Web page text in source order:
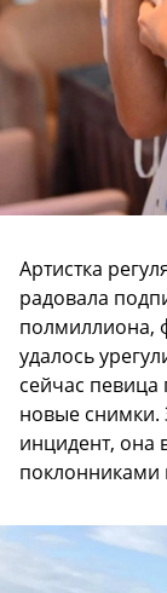
Артистка
радовала
полмиллиона,
удалось
сейчас певица
новые снимки.
инцидент, она
поклонниками